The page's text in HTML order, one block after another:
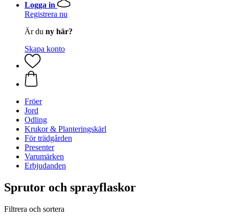
Logga in
Registrera nu
Är du ny här?
Skapa konto
Fröer
Jord
Odling
Krukor & Planteringskärl
För trädgården
Presenter
Varumärken
Erbjudanden
Sprutor och sprayflaskor
Filtrera och sortera